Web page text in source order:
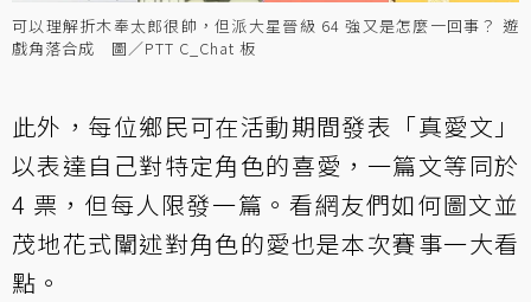
可以理解折木奉太郎很帥，但派大星晉級 64 強又是怎麼一回事？ 遊
戲角落合成 圖／PTT C_Chat 板
此外，每位鄉民可在活動期間發表「真愛文」
以表達自己對特定角色的喜愛，一篇文等同於
4 票，但每人限發一篇。看網友們如何圖文並
茂地花式闡述對角色的愛也是本次賽事一大看
點。